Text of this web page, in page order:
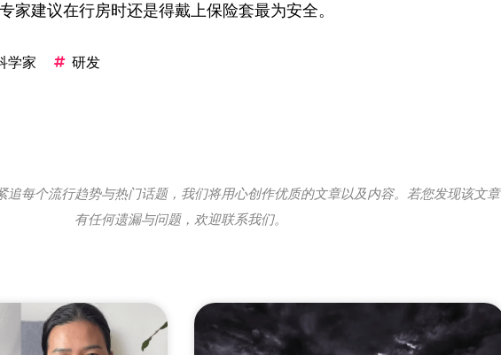
家建议在行房时还是得戴上保险套最为安全。
学家 研发
追每个流行趋势与热门话题，我们将用心创作优质的文章以及内容。若您发现该文章
有任何遗漏与问题，欢迎联系我们。